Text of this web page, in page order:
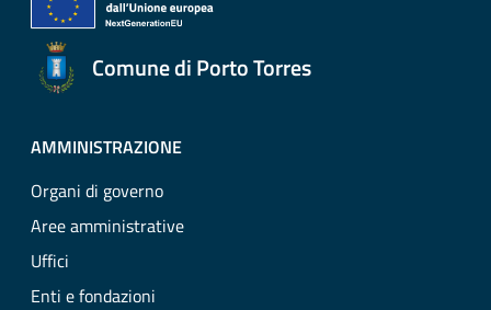
Comune di Porto Torres
AMMINISTRAZIONE
Organi di governo
Aree amministrative
Uffici
Enti e fondazioni